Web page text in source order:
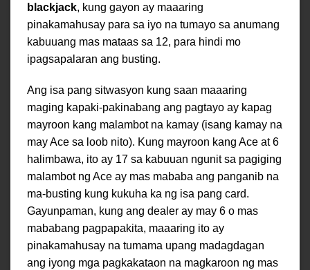
blackjack, kung gayon ay maaaring
pinakamahusay para sa iyo na tumayo sa anumang
kabuuang mas mataas sa 12, para hindi mo
ipagsapalaran ang busting.
Ang isa pang sitwasyon kung saan maaaring
maging kapaki-pakinabang ang pagtayo ay kapag
mayroon kang malambot na kamay (isang kamay na
may Ace sa loob nito). Kung mayroon kang Ace at 6
halimbawa, ito ay 17 sa kabuuan ngunit sa pagiging
malambot ng Ace ay mas mababa ang panganib na
ma-busting kung kukuha ka ng isa pang card.
Gayunpaman, kung ang dealer ay may 6 o mas
mababang pagpapakita, maaaring ito ay
pinakamahusay na tumama upang madagdagan
ang iyong mga pagkakataon na magkaroon ng mas